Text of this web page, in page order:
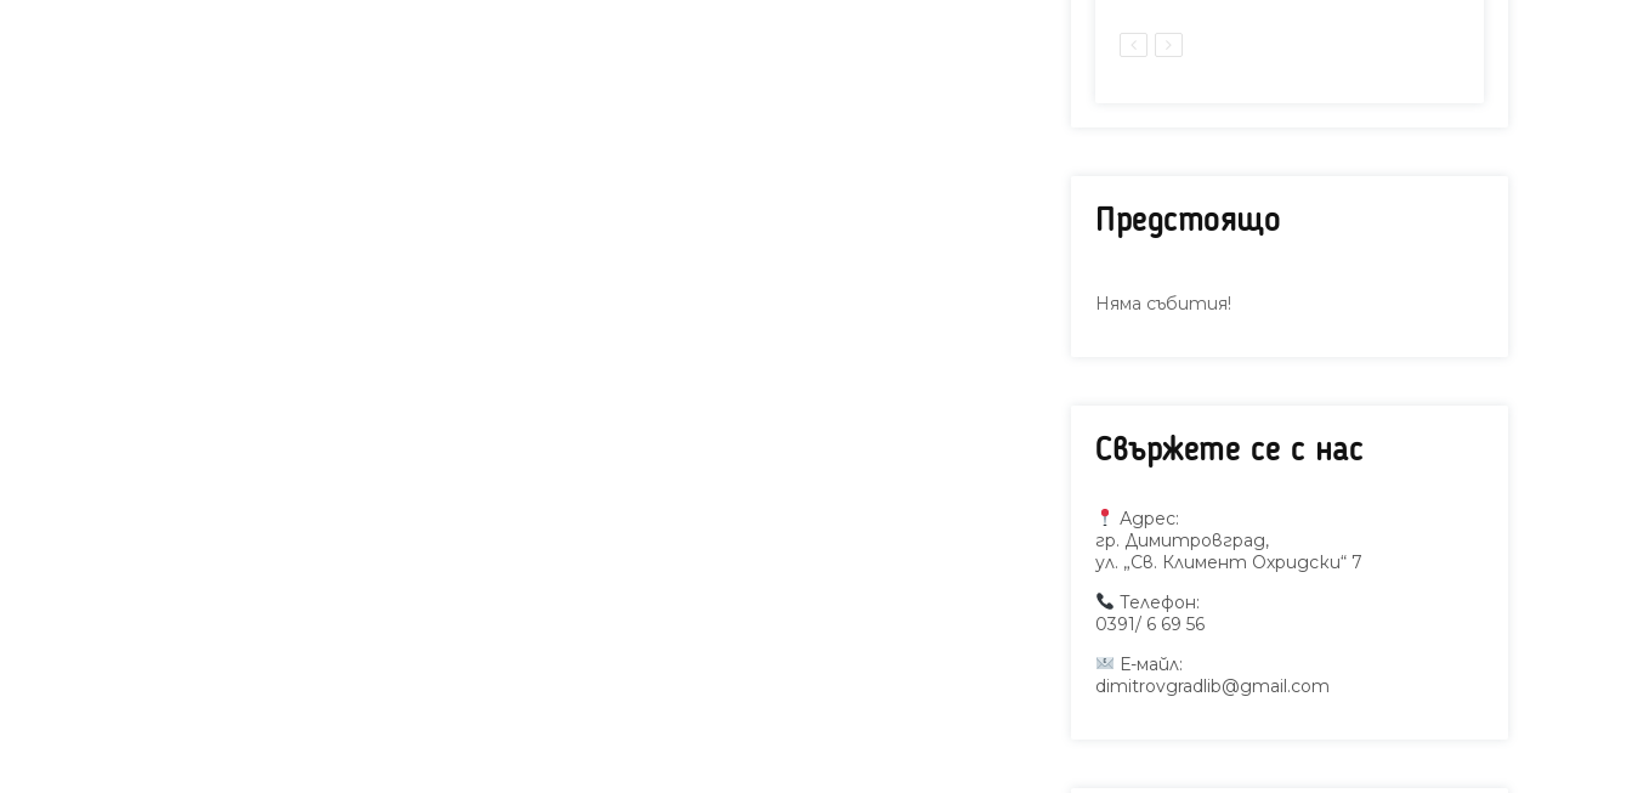
Предстоящо
Няма събития!
Свържете се с нас
Адрес:
гр. Димитровград,
ул. „Св. Климент Охридски“ 7
Телефон:
0391/ 6 69 56
Е-майл:
dimitrovgradlib@gmail.com